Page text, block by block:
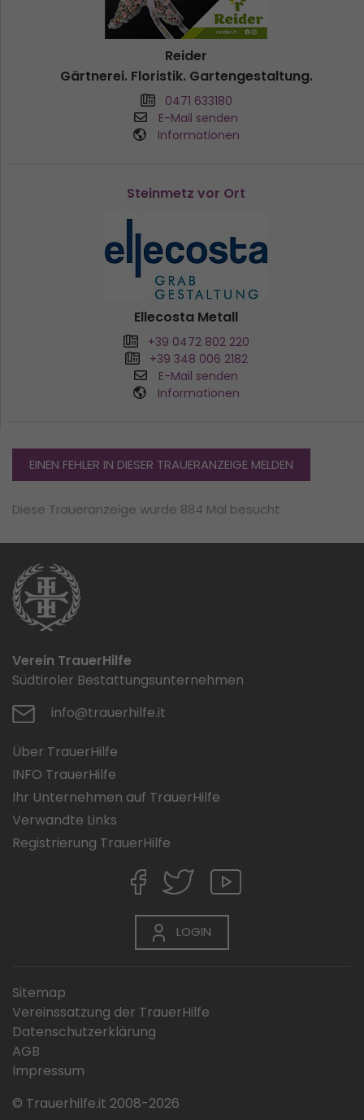
Reider
Gärtnerei. Floristik. Gartengestaltung.
0471 633180
E-Mail senden
Informationen
Steinmetz vor Ort
Ellecosta Metall
+39 0472 802 220
+39 348 006 2182
E-Mail senden
Informationen
EINEN FEHLER IN DIESER TRAUERANZEIGE MELDEN
Diese Traueranzeige wurde 884 Mal besucht
Verein TrauerHilfe
Südtiroler Bestattungsunternehmen
info@trauerhilfe.it
Über TrauerHilfe
INFO TrauerHilfe
Ihr Unternehmen auf TrauerHilfe
Verwandte Links
Registrierung TrauerHilfe
LOGIN
Sitemap
Vereinssatzung der TrauerHilfe
Datenschutzerklärung
AGB
Impressum
© Trauerhilfe.it 2008-2026